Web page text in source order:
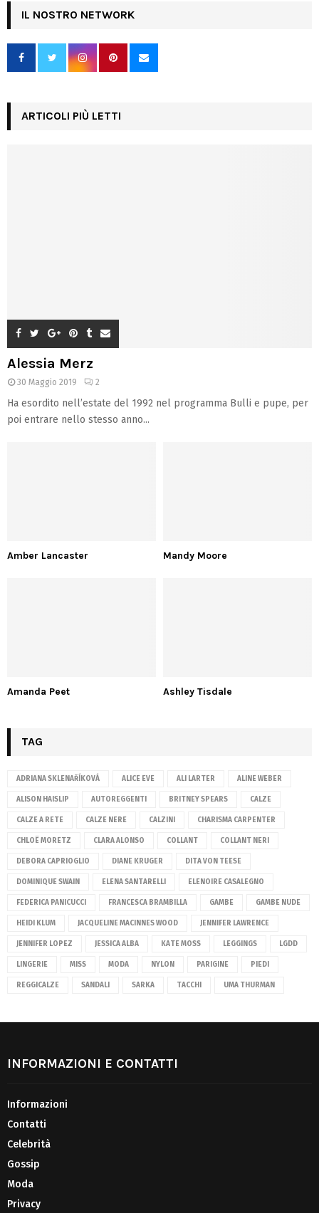
IL NOSTRO NETWORK
ARTICOLI PIÙ LETTI
Alessia Merz
30 Maggio 2019 2
Ha esordito nell’estate del 1992 nel programma Bulli e pupe, per
poi entrare nello stesso anno...
Amber Lancaster Mandy Moore
Amanda Peet Ashley Tisdale
TAG
ADRIANA SKLENAŘÍKOVÁ ALICE EVE ALI LARTER ALINE WEBER
ALISON HAISLIP AUTOREGGENTI BRITNEY SPEARS CALZE
CALZE A RETE CALZE NERE CALZINI CHARISMA CARPENTER
CHLOË MORETZ CLARA ALONSO COLLANT COLLANT NERI
DEBORA CAPRIOGLIO DIANE KRUGER DITA VON TEESE
DOMINIQUE SWAIN ELENA SANTARELLI ELENOIRE CASALEGNO
FEDERICA PANICUCCI FRANCESCA BRAMBILLA GAMBE GAMBE NUDE
HEIDI KLUM JACQUELINE MACINNES WOOD JENNIFER LAWRENCE
JENNIFER LOPEZ JESSICA ALBA KATE MOSS LEGGINGS LGDD
LINGERIE MISS MODA NYLON PARIGINE PIEDI
REGGICALZE SANDALI SARKA TACCHI UMA THURMAN
INFORMAZIONI E CONTATTI
Informazioni
Contatti
Celebrità
Gossip
Moda
Privacy